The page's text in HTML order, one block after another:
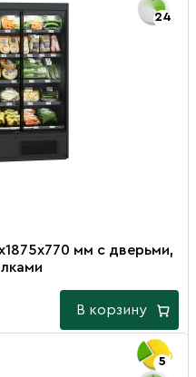
24
мм с дверьми,
В корзину
5